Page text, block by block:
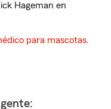
Hageman en
para mascotas.